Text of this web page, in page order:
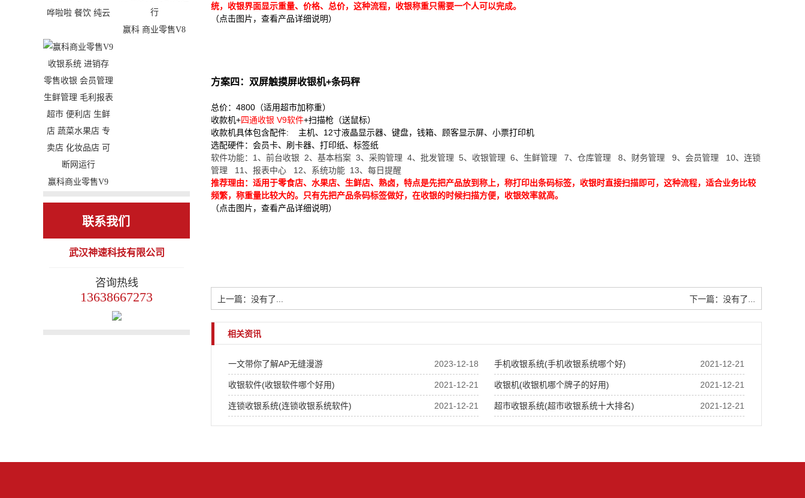
哗啦啦 餐饮 纯云
小型连锁餐饮 功能
强大 外卖 微信会
员 小程序 扫码支
付 微信餐厅 手机
报表 手机点餐
赢科 商业零售V8
赢科商业零售V9
零售收银 会员管理
超市 便利店 生鲜
卖店 化妆品店 可
联系我们
武汉神速科技有限公司
咨询热线
13638667273
统，收银界面显示重量、价格、总价，这种流程，收银称重只需要一个人可以完成。
（点击图片，查看产品详细说明）
方案四： 双屏触摸屏收银机+条码秤
总价：4800（适用超市加称重）
收款机+四通收银 V9软件+扫描枪（送鼠标）
收款机具体包含配件: 主机、12寸液晶显示器、键盘，钱箱、顾客显示屏、小票打印机
选配硬件：会员卡、刷卡器、打印纸、标签纸
软件功能：1、前台收银 2、基本档案 3、采购管理 4、批发管理 5、收银管理 6、生鲜管理 7、仓库管理 8、财务管理 9、会员管理 10、连锁
管理 11、报表中心 12、系统功能 13、每日提醒
推荐理由：适用于零食店、水果店、生鲜店、熟卤，特点是先把产品放到称上，称打印出条码标签，收银时直接扫描即可，这种流程，适合业务比较
频繁，称重量比较大的。只有先把产品条码标签做好，在收银的时候扫描方便，收银效率就高。
（点击图片，查看产品详细说明）
上一篇：没有了... 下一篇：没有了...
相关资讯
2023-12-18
一文带你了解AP无缝漫游 2021-12-21
手机收银系统(手机收银系统哪个好)
2021-12-21
收银软件(收银软件哪个好用) 2021-12-21
收银机(收银机哪个牌子的好用)
2021-12-21
连锁收银系统(连锁收银系统软件) 2021-12-21
超市收银系统(超市收银系统十大排名)